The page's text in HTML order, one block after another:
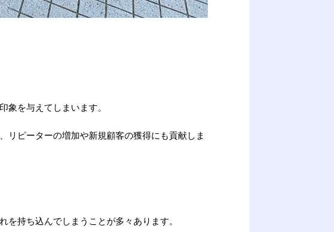
を与えてしまいます。
リピーターの増加や新規顧客の獲得にも貢献しま
持ち込んでしまうことが多々あります。